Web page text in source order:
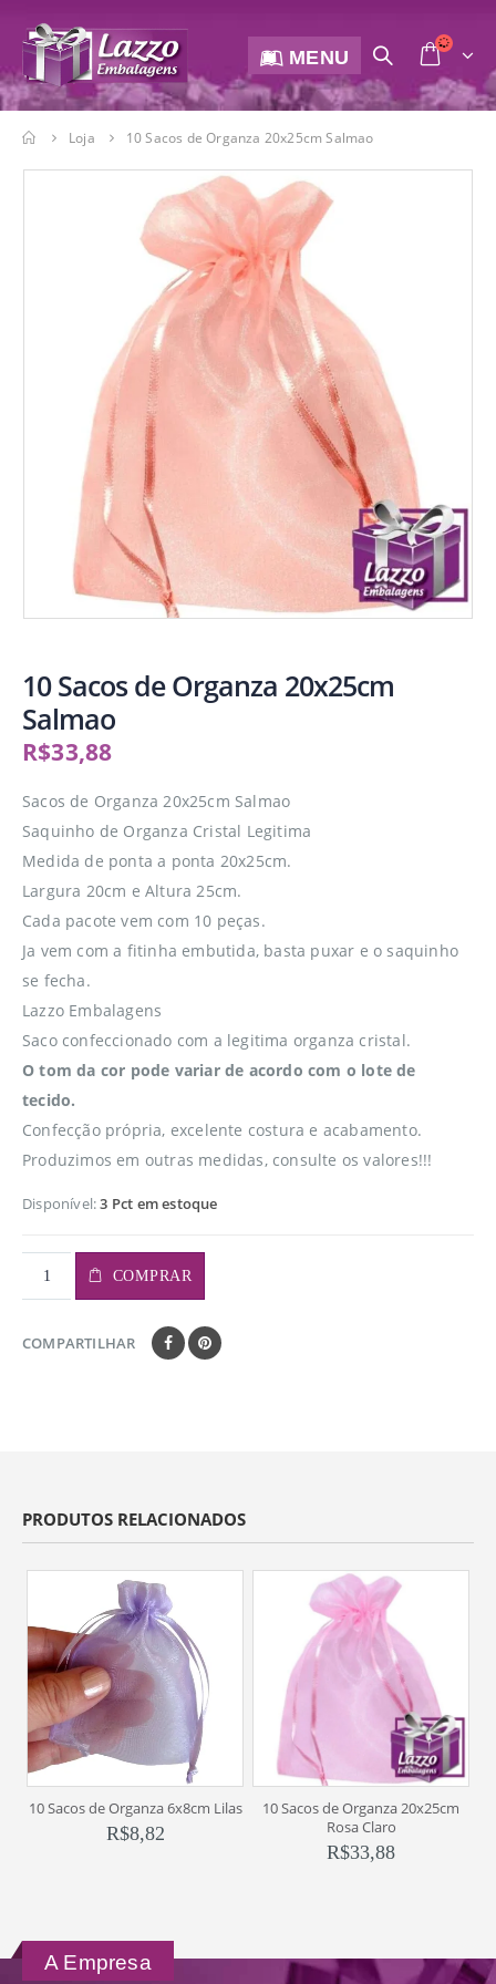
MENU
Loja 10 Sacos de Organza 20x25cm Salmao
10 Sacos de Organza 20x25cm
Salmao
R$33,88
Sacos de Organza 20x25cm Salmao
Saquinho de Organza Cristal Legitima
Medida de ponta a ponta 20x25cm.
Largura 20cm e Altura 25cm.
Cada pacote vem com 10 peças.
Ja vem com a fitinha embutida, basta puxar e o saquinho
se fecha.
Lazzo Embalagens
Saco confeccionado com a legitima organza cristal.
O tom da cor pode variar de acordo com o lote de
tecido.
Confecção própria, excelente costura e acabamento.
Produzimos em outras medidas, consulte os valores!!!
Disponível:3 Pct em estoque
COMPRAR
COMPARTILHAR
PRODUTOS RELACIONADOS
10 Sacos de Organza 6x8cm Lilas
R$8,82
10 Sacos de Organza 20x25cm
Rosa Claro
R$33,88
A Empresa